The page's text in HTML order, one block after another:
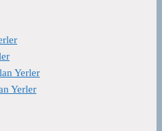
Yerler
Yerler